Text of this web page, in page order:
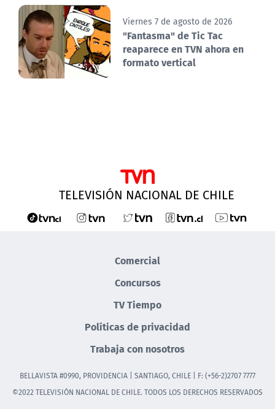
Viernes 7 de agosto de 2026
"Fantasma" de Tic Tac
reaparece en TVN ahora en
formato vertical
TELEVISIÓN NACIONAL DE CHILE
Comercial
Concursos
TV Tiempo
Políticas de privacidad
Trabaja con nosotros
BELLAVISTA #0990, PROVIDENCIA | SANTIAGO, CHILE | F: (+56-2)2707 7777
©2022 TELEVISIÓN NACIONAL DE CHILE. TODOS LOS DERECHOS RESERVADOS